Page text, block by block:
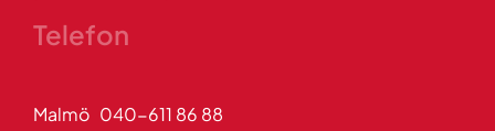
Telefon
Malmö 040-611 86 88